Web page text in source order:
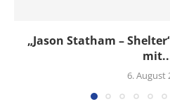
„Jason Statham –
6. August